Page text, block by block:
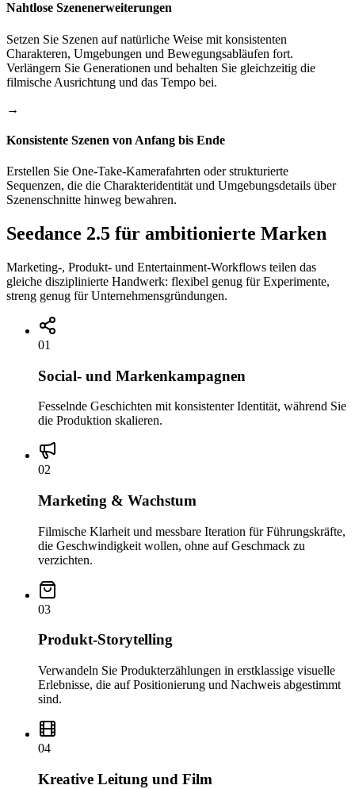
Nahtlose Szenenerweiterungen
Setzen Sie Szenen auf natürliche Weise mit konsistenten
Charakteren, Umgebungen und Bewegungsabläufen fort.
Verlängern Sie Generationen und behalten Sie gleichzeitig die
filmische Ausrichtung und das Tempo bei.
→
Konsistente Szenen von Anfang bis Ende
Erstellen Sie One-Take-Kamerafahrten oder strukturierte
Sequenzen, die die Charakteridentität und Umgebungsdetails über
Szenenschnitte hinweg bewahren.
Seedance 2.5 für ambitionierte Marken
Marketing-, Produkt- und Entertainment-Workflows teilen das
gleiche disziplinierte Handwerk: flexibel genug für Experimente,
streng genug für Unternehmensgründungen.
01
Social- und Markenkampagnen
Fesselnde Geschichten mit konsistenter Identität, während Sie
die Produktion skalieren.
02
Marketing & Wachstum
Filmische Klarheit und messbare Iteration für Führungskräfte,
die Geschwindigkeit wollen, ohne auf Geschmack zu
verzichten.
03
Produkt-Storytelling
Verwandeln Sie Produkterzählungen in erstklassige visuelle
Erlebnisse, die auf Positionierung und Nachweis abgestimmt
sind.
04
Kreative Leitung und Film